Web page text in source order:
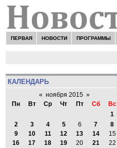
ПЕРВАЯ НОВОСТИ ПРОГРАММЫ
КАЛЕНДАРЬ
« ноября 2015 »
Пн
Вт Ср Чт Пт Сб
Вс
1
2
3 4 5 6 7
8
9
10 11 12 13 14
15
16
17 18 19 20 21
22